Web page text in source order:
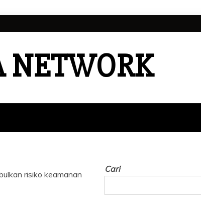
NETWORK
risiko keamanan
Cari